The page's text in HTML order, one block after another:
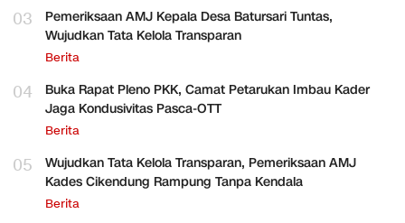
03
Pemeriksaan AMJ Kepala Desa Batursari Tuntas,
Wujudkan Tata Kelola Transparan
Berita
04
Buka Rapat Pleno PKK, Camat Petarukan Imbau Kader
Jaga Kondusivitas Pasca-OTT
Berita
05
Wujudkan Tata Kelola Transparan, Pemeriksaan AMJ
Kades Cikendung Rampung Tanpa Kendala
Berita